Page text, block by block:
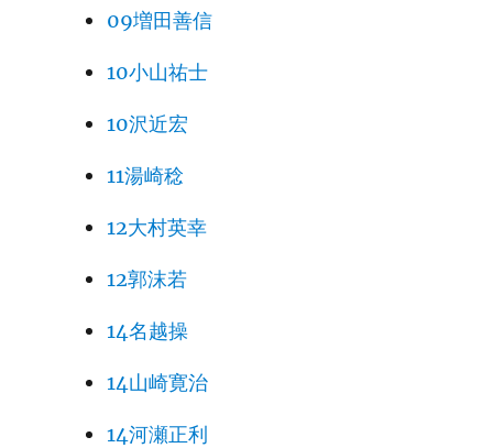
09増田善信
10小山祐士
10沢近宏
11湯崎稔
12大村英幸
12郭沫若
14名越操
14山崎寛治
14河瀬正利